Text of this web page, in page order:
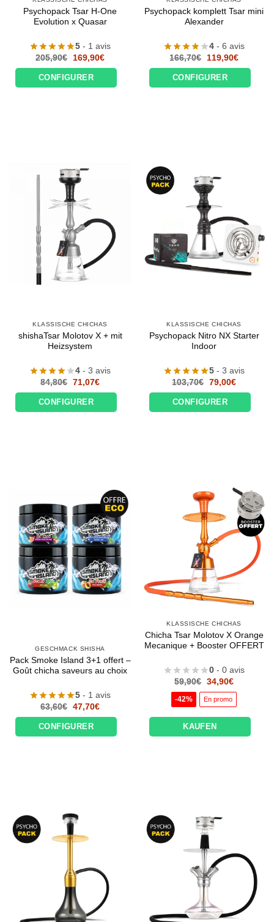
Psychopack Tsar H-One
Evolution x Quasar
5 - 1 avis
205,90€
Le
initial
était :
205,90€.
169,90€Le
actuel
169,90€.
CONFIGURER
Psychopack komplett Tsar mini
Alexander
4 - 6 avis
166,70€
Le
initial
était :
166,70€.
119,90€Le
actuel
119,90€.
CONFIGURER
KLASSISCHE CHICHAS
shishaTsar Molotov X + mit
Heizsystem
4 - 3 avis
84,80€ Le
prix
initial
était :
84,80€.
71,07€Le
actuel
71,07€.
CONFIGURER
KLASSISCHE CHICHAS
Psychopack Nitro NX Starter
Indoor
5 - 3 avis
103,70€ Le
prix
initial
était :
103,70€.
79,00€Le
actuel
79,00€.
CONFIGURER
GESCHMACK SHISHA
Pack Smoke Island 3+1 offert –
Goût chicha saveurs au choix
5 - 1 avis
63,60€ Le
prix
initial
était :
63,60€.
47,70€Le
actuel
47,70€.
CONFIGURER
KLASSISCHE CHICHAS
Chicha Tsar Molotov X Orange
Mecanique + Booster OFFERT
0 - 0 avis
59,90€ Le
prix
initial
était :
34,90€Le
est :
-42% En promo
KAUFEN